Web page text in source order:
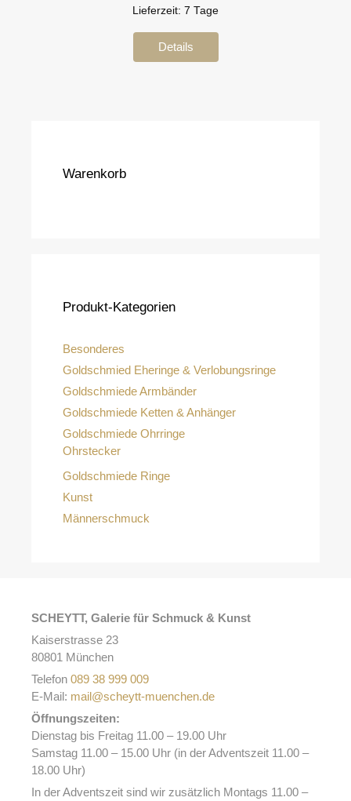
Lieferzeit: 7 Tage
Details
Warenkorb
Produkt-Kategorien
Besonderes
Goldschmied Eheringe & Verlobungsringe
Goldschmiede Armbänder
Goldschmiede Ketten & Anhänger
Goldschmiede Ohrringe
Ohrstecker
Goldschmiede Ringe
Kunst
Männerschmuck
SCHEYTT, Galerie für Schmuck & Kunst
Kaiserstrasse 23
80801 München
Telefon 089 38 999 009
E-Mail: mail@scheytt-muenchen.de
Öffnungszeiten:
Dienstag bis Freitag 11.00 – 19.00 Uhr
Samstag 11.00 – 15.00 Uhr (in der Adventszeit 11.00 –
18.00 Uhr)
In der Adventszeit sind wir zusätzlich Montags 11.00 –